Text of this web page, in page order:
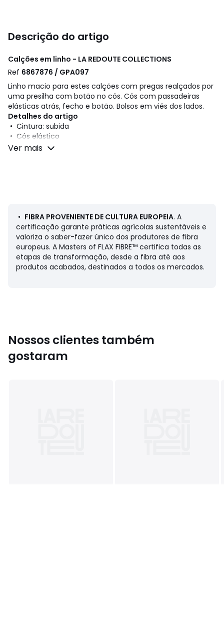
Descrição do artigo
Calções em linho - LA REDOUTE COLLECTIONS
Ref 6867876 / GPA097
Linho macio para estes calções com pregas realçados por
uma presilha com botão no cós. Cós com passadeiras
elásticas atrás, fecho e botão. Bolsos em viés dos lados.
Detalhes do artigo
• Cintura: subida
• Cós elástico
Composição e cuidados
• Não limpar a seco
Ficha de produto relativa às qualidades e
Tamanhos 34, 36, 38, 40, 42, 44, 46, 48, 50, 52
Ver mais
• FIBRA PROVENIENTE DE CULTURA EUROPEIA. A
certificação garante práticas agrícolas sustentáveis e
valoriza o saber-fazer único dos produtores de fibra
europeus. A Masters of FLAX FIBRE™ certifica todas as
etapas de transformação, desde a fibra até aos
produtos acabados, destinados a todos os mercados.
Nossos clientes também
gostaram